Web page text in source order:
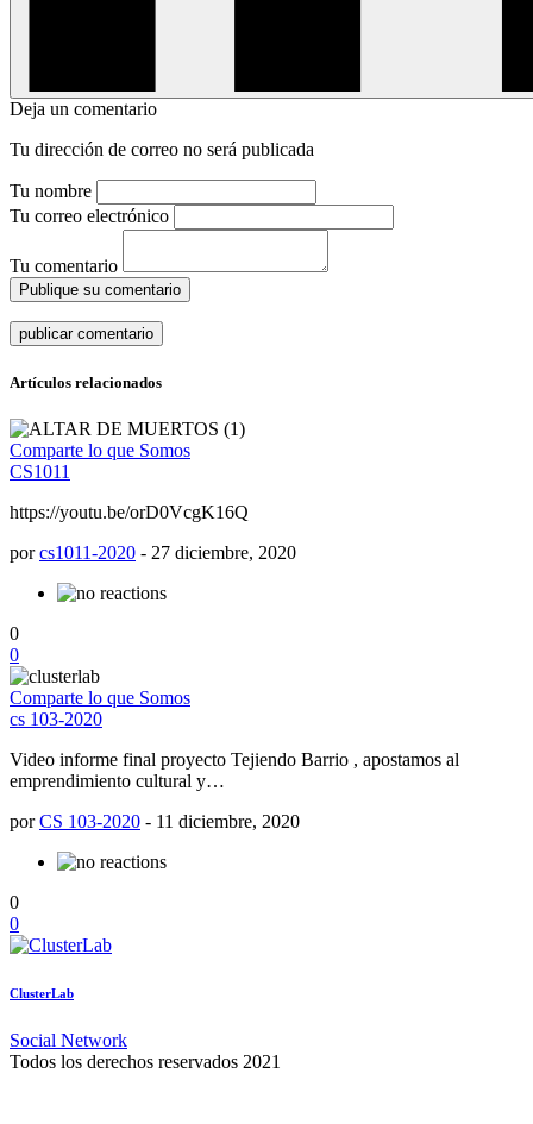
Deja un comentario
Tu dirección de correo no será publicada
Tu nombre
Tu correo electrónico
Tu comentario
Publique su comentario
Artículos relacionados
Comparte lo que Somos
CS1011
https://youtu.be/orD0VcgK16Q
porcs1011-2020 - 27 diciembre, 2020
0
0
Comparte lo que Somos
cs 103-2020
Video informe final proyecto Tejiendo Barrio , apostamos al
emprendimiento cultural y…
porCS 103-2020 - 11 diciembre, 2020
0
0
ClusterLab
Social Network
Todos los derechos reservados 2021